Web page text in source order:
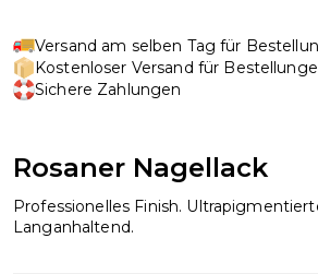
Versand am selben Tag für
Kostenloser Versand für
Sichere Zahlungen
Rosaner Nagellack
Professionelles Finish.
Langanhaltend.